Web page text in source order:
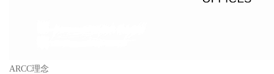
ARCC理念